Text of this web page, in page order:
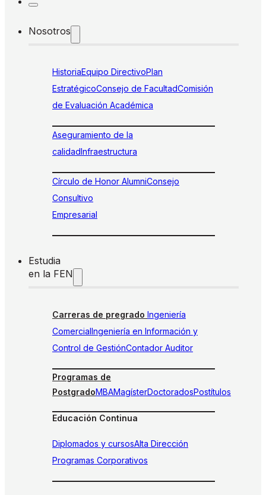
Nosotros
HistoriaEquipo DirectivoPlan
EstratégicoConsejo de FacultadComisión
de Evaluación Académica
Aseguramiento de la
calidadInfraestructura
Círculo de Honor AlumniConsejo
Consultivo
Empresarial
Estudia
en la FEN
Carreras de pregrado Ingeniería
ComercialIngeniería en Información y
Control de GestiónContador Auditor
Programas de
PostgradoMBAMagísterDoctoradosPostítulos
Educación Continua
Diplomados y cursosAlta Dirección
Programas Corporativos